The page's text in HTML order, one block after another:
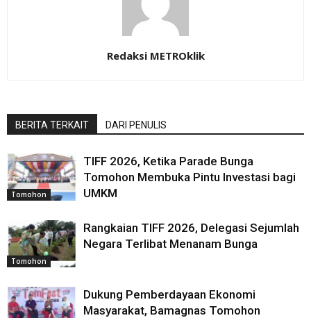
Redaksi METROklik
BERITA TERKAIT DARI PENULIS
Tomohon
TIFF 2026, Ketika Parade Bunga
Tomohon Membuka Pintu Investasi bagi
UMKM
Tomohon
Rangkaian TIFF 2026, Delegasi Sejumlah
Negara Terlibat Menanam Bunga
Dukung Pemberdayaan Ekonomi
Masyarakat, Bamagnas Tomohon